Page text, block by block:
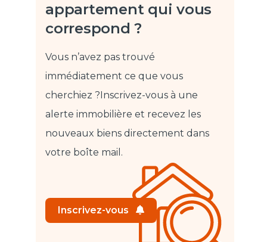
appartement qui vous
correspond ?
Vous n’avez pas trouvé
immédiatement ce que vous
cherchiez ?Inscrivez-vous à une
alerte immobilière et recevez les
nouveaux biens directement dans
votre boîte mail.
Inscrivez-vous